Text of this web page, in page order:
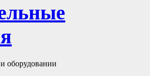
и оборудовании